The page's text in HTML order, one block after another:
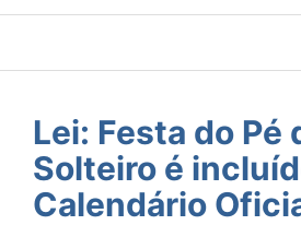
Lei: Festa do Pé
Solteiro é
Calendário